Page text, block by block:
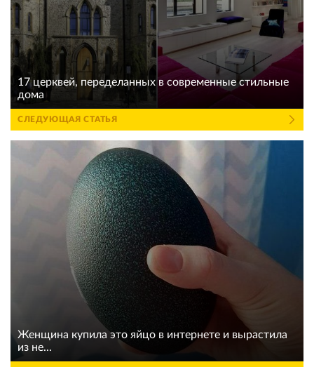
17 церквей, переделанных в современные стильные
дома
СЛЕДУЮЩАЯ СТАТЬЯ
Женщина купила это яйцо в интернете и вырастила
из не...